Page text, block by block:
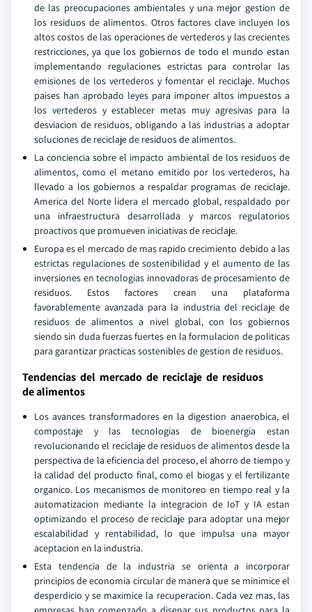
de las preocupaciones ambientales y una mejor gestion de
los residuos de alimentos. Otros factores clave incluyen los
altos costos de las operaciones de vertederos y las crecientes
restricciones, ya que los gobiernos de todo el mundo estan
implementando regulaciones estrictas para controlar las
emisiones de los vertederos y fomentar el reciclaje. Muchos
paises han aprobado leyes para imponer altos impuestos a
los vertederos y establecer metas muy agresivas para la
desviacion de residuos, obligando a las industrias a adoptar
soluciones de reciclaje de residuos de alimentos.
La conciencia sobre el impacto ambiental de los residuos de
alimentos, como el metano emitido por los vertederos, ha
llevado a los gobiernos a respaldar programas de reciclaje.
America del Norte lidera el mercado global, respaldado por
una infraestructura desarrollada y marcos regulatorios
proactivos que promueven iniciativas de reciclaje.
Europa es el mercado de mas rapido crecimiento debido a las
estrictas regulaciones de sostenibilidad y el aumento de las
inversiones en tecnologias innovadoras de procesamiento de
residuos. Estos factores crean una plataforma
favorablemente avanzada para la industria del reciclaje de
residuos de alimentos a nivel global, con los gobiernos
siendo sin duda fuerzas fuertes en la formulacion de politicas
para garantizar practicas sostenibles de gestion de residuos.
Tendencias del mercado de reciclaje de residuos
de alimentos
Los avances transformadores en la digestion anaerobica, el
compostaje y las tecnologias de bioenergia estan
revolucionando el reciclaje de residuos de alimentos desde la
perspectiva de la eficiencia del proceso, el ahorro de tiempo y
la calidad del producto final, como el biogas y el fertilizante
organico. Los mecanismos de monitoreo en tiempo real y la
automatizacion mediante la integracion de IoT y IA estan
optimizando el proceso de reciclaje para adoptar una mejor
escalabilidad y rentabilidad, lo que impulsa una mayor
aceptacion en la industria.
Esta tendencia de la industria se orienta a incorporar
principios de economia circular de manera que se minimice el
desperdicio y se maximice la recuperacion. Cada vez mas, las